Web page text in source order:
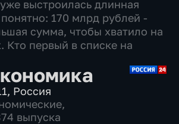
выстроилась длинная
170 млрд рублей -
сумма, чтобы хватило на
Кто первый в списке на
, Россия
,
выпуска